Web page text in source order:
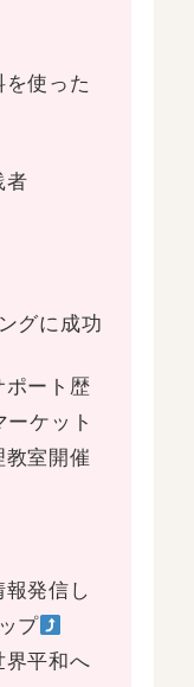
使った
者
グに成功
ート歴
ケット
室開催
報発信し
プ
平和へ